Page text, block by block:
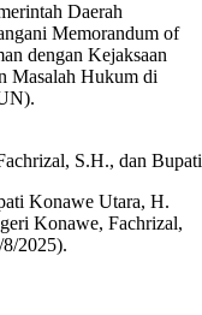
Daerah
Memorandum of
dengan Kejaksaan
Masalah Hukum di
S.H., dan
Konawe Utara, H.
Konawe, Fachrizal,
2025).